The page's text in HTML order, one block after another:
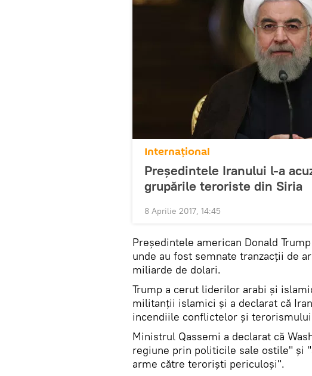
Internaţional
Președintele Iranului l-a
grupările teroriste din Siria
8 Aprilie 2017, 14:45
Președintele american Donald
unde au fost semnate tranzacții de
miliarde de dolari.
Trump a cerut liderilor arabi și
militanții islamici și a declarat că
incendiile conflictelor și
Ministrul Qassemi a declarat că
regiune prin politicile sale ostile" și
arme către teroriști periculoși".